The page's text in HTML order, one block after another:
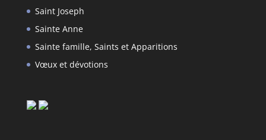
Saint Joseph
Sainte Anne
Sainte famille, Saints et Apparitions
Vœux et dévotions